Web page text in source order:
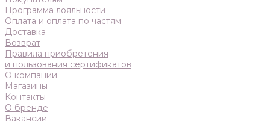
Программа лояльности
Оплата и оплата по частям
Доставка
Возврат
Правила приобретения
и пользования сертификатов
О компании
Магазины
Контакты
О бренде
Вакансии